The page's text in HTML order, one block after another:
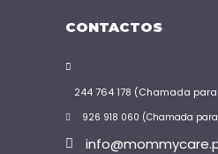
CONTACTOS
244 764 178 (Chamada
926 918 060 (Chamada